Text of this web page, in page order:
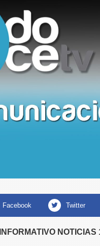
facebook twitter
INFORMATIVO NOTICIAS